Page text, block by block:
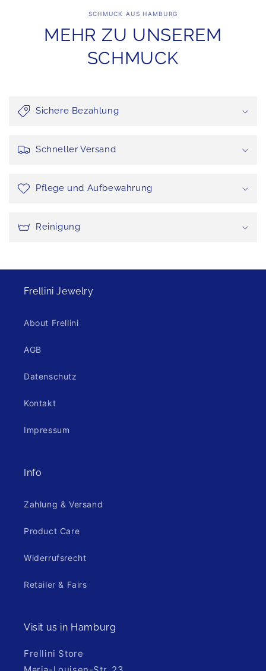
SCHMUCK AUS HAMBURG
MEHR ZU UNSEREM
SCHMUCK
Sichere Bezahlung
Schneller Versand
Pflege und Aufbewahrung
Reinigung
Frellini Jewelry
About Frellini
AGB
Datenschutz
Kontakt
Impressum
Info
Zahlung & Versand
Product Care
Widerrufsrecht
Retailer & Fairs
Visit us in Hamburg
Frellini Store